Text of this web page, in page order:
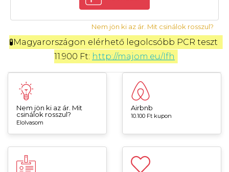
Nem jön ki az ár. Mit csinálok rosszul?
🧪Magyarországon elérhető legolcsóbb PCR teszt
11.900 Ft: http://majom.eu/Ifh
Nem jön ki az ár. Mit
csinálok rosszul?
Elolvasom
Airbnb
10.100 Ft kupon